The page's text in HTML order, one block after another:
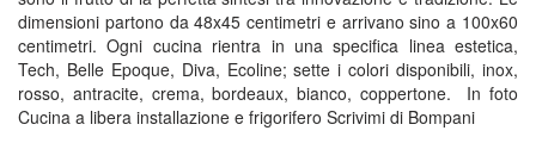
dimensioni partono da 48x45 centimetri e arrivano sino a 100x60
centimetri. Ogni cucina rientra in una specifica linea estetica,
Tech, Belle Epoque, Diva, Ecoline; sette i colori disponibili, inox,
rosso, antracite, crema, bordeaux, bianco, coppertone. In foto
Cucina a libera installazione e frigorifero Scrivimi di Bompani